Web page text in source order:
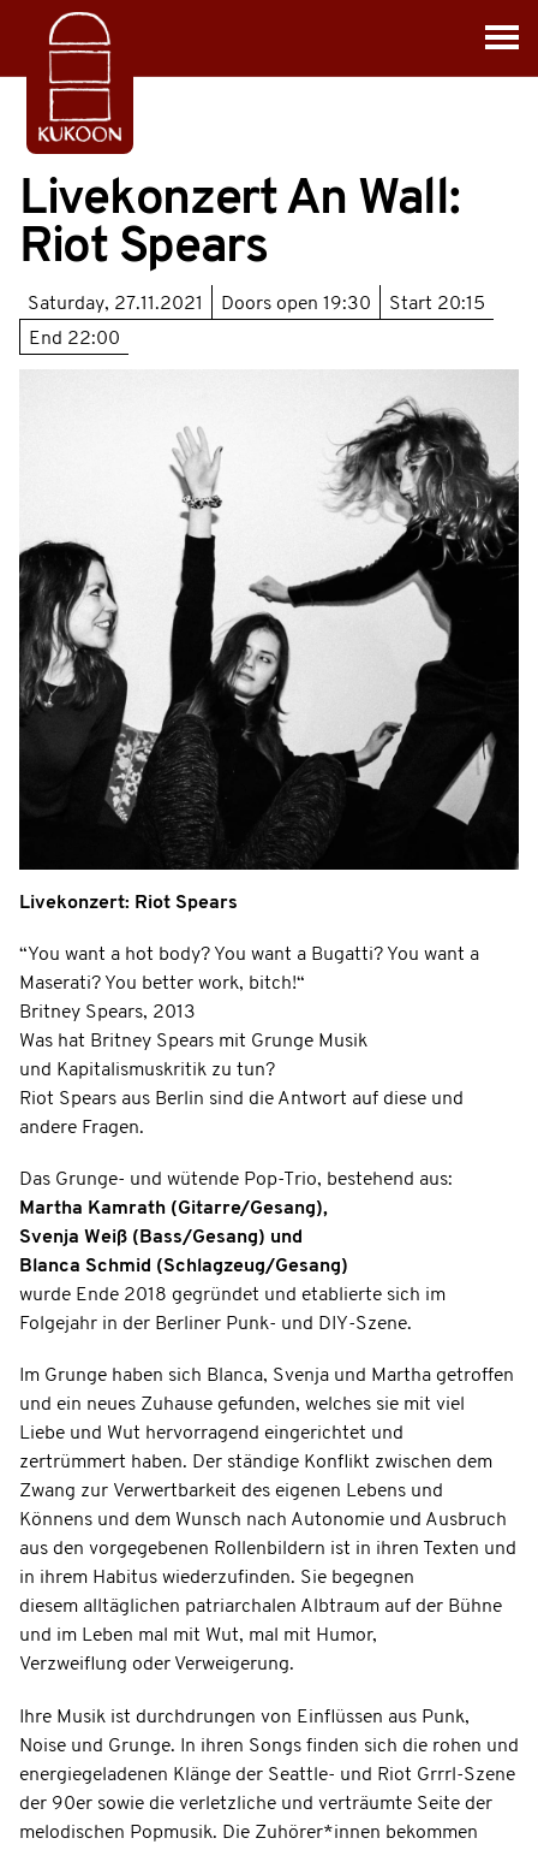
Livekonzert An Wall:
Riot Spears
Saturday, 27.11.2021 Doors open 19:30 Start 20:15
End 22:00
Livekonzert: Riot Spears
“You want a hot body? You want a Bugatti? You want a
Maserati? You better work, bitch!“
Britney Spears, 2013
Was hat Britney Spears mit Grunge Musik
und Kapitalismuskritik zu tun?
Riot Spears aus Berlin sind die Antwort auf diese und
andere Fragen.
Das Grunge- und wütende Pop-Trio, bestehend aus:
Martha Kamrath (Gitarre/Gesang),
Svenja Weiß (Bass/Gesang) und
Blanca Schmid (Schlagzeug/Gesang)
wurde Ende 2018 gegründet und etablierte sich im
Folgejahr in der Berliner Punk- und DIY-Szene.
Im Grunge haben sich Blanca, Svenja und Martha getroffen
und ein neues Zuhause gefunden, welches sie mit viel
Liebe und Wut hervorragend eingerichtet und
zertrümmert haben. Der ständige Konﬂikt zwischen dem
Zwang zur Verwertbarkeit des eigenen Lebens und
Könnens und dem Wunsch nach Autonomie und Ausbruch
aus den vorgegebenen Rollenbildern ist in ihren Texten und
in ihrem Habitus wiederzuﬁnden. Sie begegnen
diesem alltäglichen patriarchalen Albtraum auf der Bühne
und im Leben mal mit Wut, mal mit Humor,
Verzweiﬂung oder Verweigerung.
Ihre Musik ist durchdrungen von Einflüssen aus Punk,
Noise und Grunge. In ihren Songs finden sich die rohen und
energiegeladenen Klänge der Seattle- und Riot Grrrl-Szene
der 90er sowie die verletzliche und verträumte Seite der
melodischen Popmusik. Die Zuhörer*innen bekommen